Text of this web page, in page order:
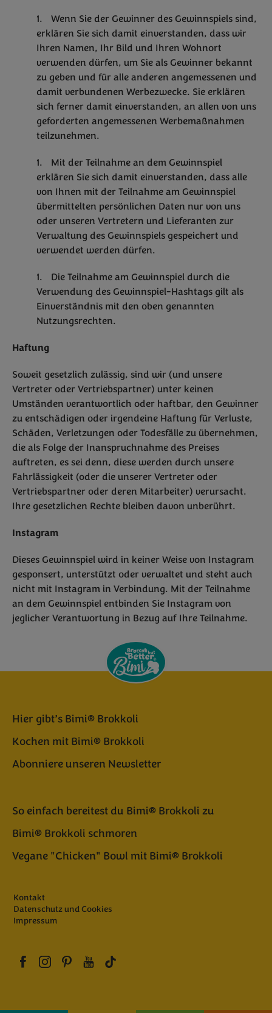
Wenn Sie der Gewinner des Gewinnspiels sind,
erklären Sie sich damit einverstanden, dass wir
Ihren Namen, Ihr Bild und Ihren Wohnort
verwenden dürfen, um Sie als Gewinner bekannt
zu geben und für alle anderen angemessenen und
damit verbundenen Werbezwecke. Sie erklären
sich ferner damit einverstanden, an allen von uns
geforderten angemessenen Werbemaßnahmen
teilzunehmen.
Mit der Teilnahme an dem Gewinnspiel
erklären Sie sich damit einverstanden, dass alle
von Ihnen mit der Teilnahme am Gewinnspiel
übermittelten persönlichen Daten nur von uns
oder unseren Vertretern und Lieferanten zur
Verwaltung des Gewinnspiels gespeichert und
verwendet werden dürfen.
Die Teilnahme am Gewinnspiel durch die
Verwendung des Gewinnspiel-Hashtags gilt als
Einverständnis mit den oben genannten
Nutzungsrechten.
Haftung
Soweit gesetzlich zulässig, sind wir (und unsere
Vertreter oder Vertriebspartner) unter keinen
Umständen verantwortlich oder haftbar, den Gewinner
zu entschädigen oder irgendeine Haftung für Verluste,
Schäden, Verletzungen oder Todesfälle zu übernehmen,
die als Folge der Inanspruchnahme des Preises
auftreten, es sei denn, diese werden durch unsere
Fahrlässigkeit (oder die unserer Vertreter oder
Vertriebspartner oder deren Mitarbeiter) verursacht.
Ihre gesetzlichen Rechte bleiben davon unberührt.
Instagram
Dieses Gewinnspiel wird in keiner Weise von Instagram
gesponsert, unterstützt oder verwaltet und steht auch
nicht mit Instagram in Verbindung. Mit der Teilnahme
an dem Gewinnspiel entbinden Sie Instagram von
jeglicher Verantwortung in Bezug auf Ihre Teilnahme.
Hier gibt’s Bimi® Brokkoli
Kochen mit Bimi® Brokkoli
Abonniere unseren Newsletter
So einfach bereitest du Bimi® Brokkoli zu
Bimi® Brokkoli schmoren
Vegane "Chicken" Bowl mit Bimi® Brokkoli
Kontakt
Datenschutz und Cookies
Impressum